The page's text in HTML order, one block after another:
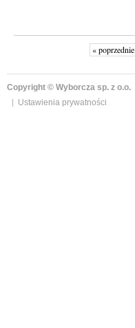
« poprzednie
Copyright © Wyborcza sp. z o.o.
Ustawienia prywatności